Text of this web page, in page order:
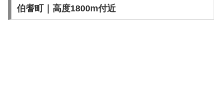
伯耆町｜高度1800m付近